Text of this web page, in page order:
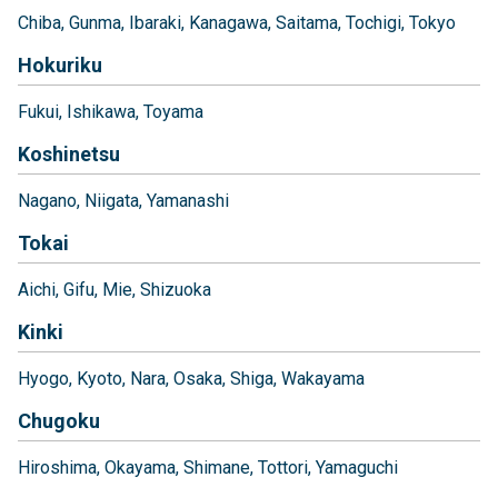
Chiba Gunma Ibaraki Kanagawa Saitama Tochigi Tokyo
Hokuriku
Fukui Ishikawa Toyama
Koshinetsu
Nagano Niigata Yamanashi
Tokai
Aichi Gifu Mie Shizuoka
Kinki
Hyogo Kyoto Nara Osaka Shiga Wakayama
Chugoku
Hiroshima Okayama Shimane Tottori Yamaguchi